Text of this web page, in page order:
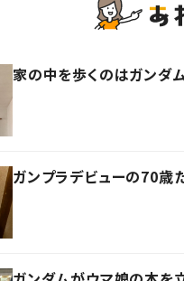
家の中を歩くのはガン
ガンプラデビューの70歳